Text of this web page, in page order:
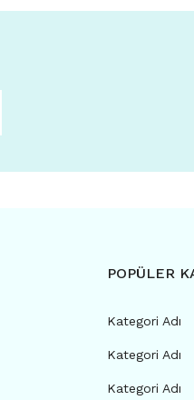
POPÜLER
Kategori Adı
Kategori Adı
Kategori Adı